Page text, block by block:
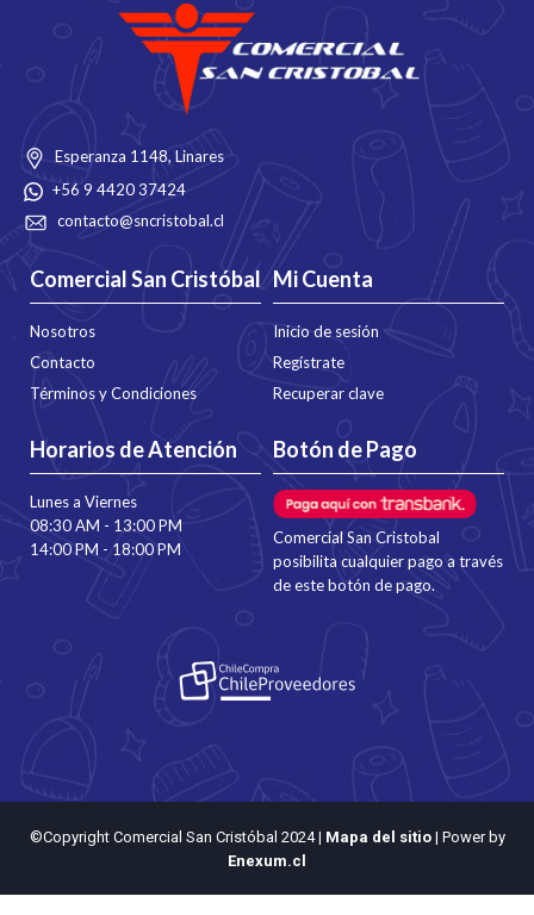
Esperanza 1148, Linares
+56 9 4420 37424
contacto@sncristobal.cl
Comercial San Cristóbal
Nosotros
Contacto
Términos y Condiciones
Mi Cuenta
Inicio de sesión
Regístrate
Recuperar clave
Horarios de Atención
Lunes a Viernes
08:30 AM - 13:00 PM
14:00 PM - 18:00 PM
Botón de Pago
Comercial San Cristobal
posibilita cualquier pago a través
de este botón de pago.
©Copyright Comercial San Cristóbal 2024| Mapa del sitio| Power by
Enexum.cl